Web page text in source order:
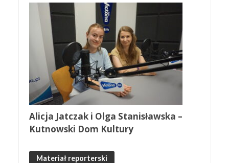
Alicja Jatczak i Olga Stanisławska –
Kutnowski Dom Kultury
Materiał reporterski